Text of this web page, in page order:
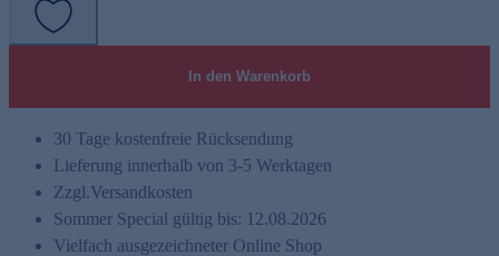
In den Warenkorb
30 Tage kostenfreie Rücksendung
Lieferung innerhalb von 3-5 Werktagen
Zzgl.Versandkosten
Sommer Special gültig bis: 12.08.2026
Vielfach ausgezeichneter Online Shop